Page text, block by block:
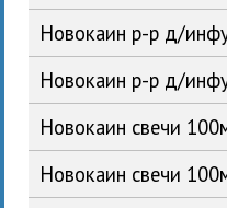
Новокаин р-р д/
Новокаин р-р д/
Новокаин свечи
Новокаин свечи